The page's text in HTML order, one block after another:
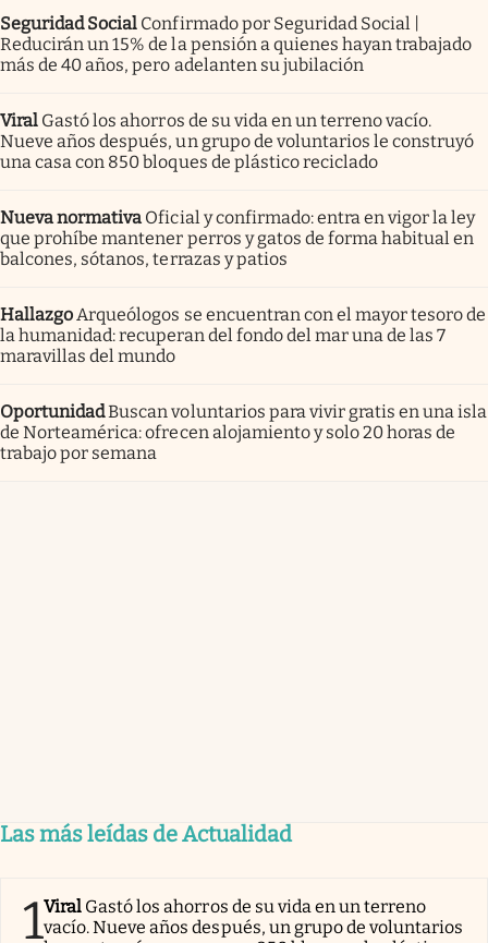
Seguridad Social Confirmado por Seguridad Social |
Reducirán un 15% de la pensión a quienes hayan trabajado
más de 40 años, pero adelanten su jubilación
Viral Gastó los ahorros de su vida en un terreno vacío.
Nueve años después, un grupo de voluntarios le construyó
una casa con 850 bloques de plástico reciclado
Nueva normativa Oficial y confirmado: entra en vigor la ley
que prohíbe mantener perros y gatos de forma habitual en
balcones, sótanos, terrazas y patios
Hallazgo Arqueólogos se encuentran con el mayor tesoro de
la humanidad: recuperan del fondo del mar una de las 7
maravillas del mundo
OportunidadBuscan voluntarios para vivir gratis en una isla
de Norteamérica: ofrecen alojamiento y solo 20 horas de
trabajo por semana
Las más leídas de Actualidad
1Viral Gastó los ahorros de su vida en un terreno
vacío. Nueve años después, un grupo de voluntarios